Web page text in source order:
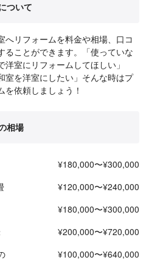
ついて
へリフォームを料金や相場、口コ
ることができます。「使っていな
室にリフォームしてほしい」
室を洋室にしたい」そんな時はプ
を依頼しましょう！
相場
¥180,000〜¥300,000
¥120,000〜¥240,000
¥180,000〜¥300,000
¥200,000〜¥720,000
¥100,000〜¥640,000